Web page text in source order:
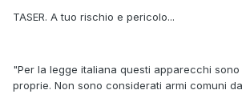
TASER. A tuo rischio e pericolo...
"Per la legge italiana questi apparecchi
proprie. Non sono considerati armi comuni